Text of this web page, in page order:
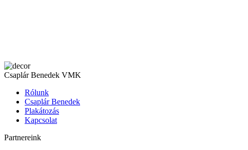
Csaplár Benedek VMK
Rólunk
Csaplár Benedek
Plakátozás
Kapcsolat
Partnereink